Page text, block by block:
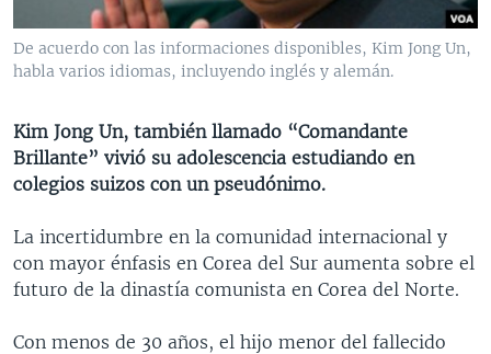
VENEZUELA
BRASIL
NICARAGUA
ECONOMÍA
ENTRETENIMIENTO Y CULTURA
DEPORTES
CIENCIA Y SALUD
MULTIMEDIA
VIDEOS
AUDIOS
PROGRAMAS TV
FORO INTERAMERICANO
VISIÓN 360
PANORAMA
AVANCE INFORMATIVO
AUDIONOTICIAS
ESTADOS UNIDOS AL DÍA
EL MUNDO AL DÍA [RADIO]
FORO [RADIO]
DIRECT
DOCUMENTALES DE LA VOA
Learning English
SÍGANOS
De acuerdo con las informaciones disponibles, Kim Jong Un,
habla varios idiomas, incluyendo inglés y alemán.
Kim Jong Un, también llamado “Comandante
Brillante” vivió su adolescencia estudiando en
colegios suizos con un pseudónimo.
La incertidumbre en la comunidad internacional y
con mayor énfasis en Corea del Sur aumenta sobre el
futuro de la dinastía comunista en Corea del Norte.
Con menos de 30 años, el hijo menor del fallecido